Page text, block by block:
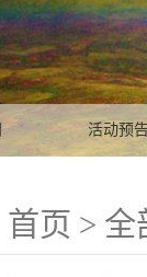
活动预
首页 > 全